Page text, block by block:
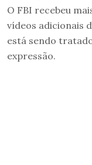
O FBI recebeu
vídeos adicionais
está sendo
expressão.